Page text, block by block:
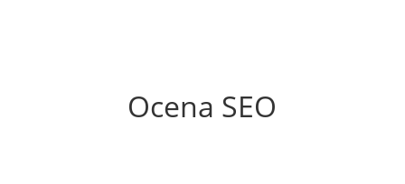
Ocena SEO